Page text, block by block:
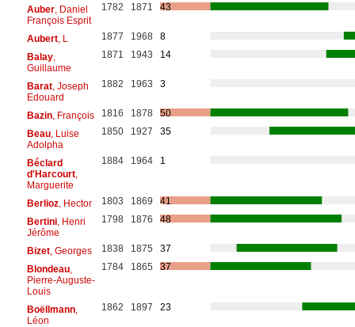
Auber, Daniel
François Esprit
1782 1871 43
Aubert, L 1877 1968
8
Balay,
Guillaume
1871 1943 14
Barat, Joseph
Edouard
1882 1963 3
Bazin, François 1816 1878
50
Beau, Luise
Adolpha
1850 1927 35
Béclard
d'Harcourt,
Marguerite
1884 1964 1
Berlioz, Hector 1803 1869
41
Bertini, Henri
Jérôme
1798 1876 48
Bizet, Georges 1838 1875
37
Blondeau,
Pierre-Auguste-
Louis
1784 1865 37
Boëllmann,
Léon
1862 1897 23